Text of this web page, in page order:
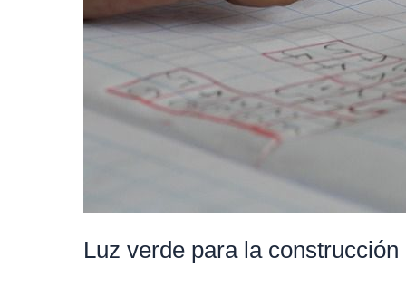
Luz verde para la